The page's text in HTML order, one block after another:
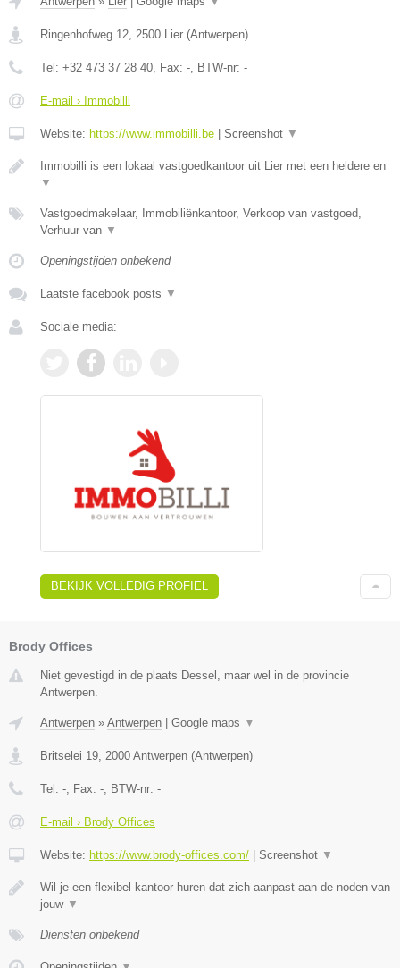
Ringenhofweg 12 2500 Lier (Antwerpen)
Tel: +32 473 37 28 40 , Fax: - , BTW-nr: -
E-mail › Immobilli
Website: https://www.immobilli.be Screenshot ▼
Immobilli is een lokaal vastgoedkantoor uit Lier met een heldere en
▼
Vastgoedmakelaar, Immobiliënkantoor, Verkoop van vastgoed,
Verhuur van ▼
Openingstijden onbekend
Laatste facebook posts ▼
Sociale media:
BEKIJK VOLLEDIG PROFIEL
Brody Offices
Niet gevestigd in de plaats Dessel, maar wel in de provincie
Antwerpen.
Antwerpen » Antwerpen Google maps ▼
Britselei 19, 2000 Antwerpen (Antwerpen)
Tel: -, Fax: -, BTW-nr: -
E-mail › Brody Offices
Website: https://www.brody-offices.com/ Screenshot ▼
Wil je een flexibel kantoor huren dat zich aanpast aan de noden van
jouw ▼
Diensten onbekend